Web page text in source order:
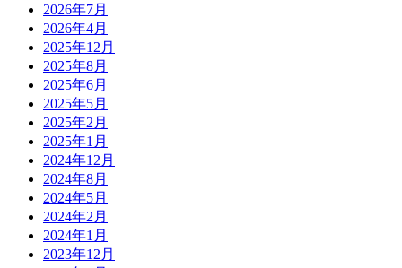
2026年7月
2026年4月
2025年12月
2025年8月
2025年6月
2025年5月
2025年2月
2025年1月
2024年12月
2024年8月
2024年5月
2024年2月
2024年1月
2023年12月